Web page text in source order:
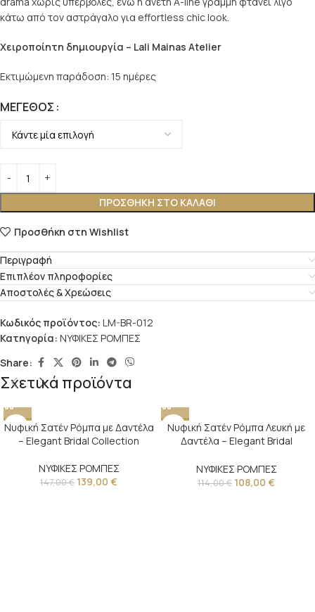
κάτω από τον αστράγαλο για effortless chic look.
Χειροποίητη δημιουργία – Lali Mainas Atelier
Εκτιμώμενη παράδοση: 15 ημέρες
ΜΈΓΕΘΟΣ
ΠΡΟΣΘΉΚΗ ΣΤΟ ΚΑΛΆΘΙ
Προσθήκη στη Wishlist
Περιγραφή
Επιπλέον πληροφορίες
Αποστολές & Χρεώσεις
Κωδικός προϊόντος: LM-BR-012
Κατηγορία: ΝΥΦΙΚΕΣ ΡΟΜΠΕΣ
Share:
Σχετικά προϊόντα
-5%
Νυφική Σατέν Ρόμπα με Δαντέλα
– Elegant Bridal Collection
ΝΥΦΙΚΕΣ ΡΟΜΠΕΣ
147,00€ 139,00 €
-5%
Νυφική Σατέν Ρόμπα Λευκή με
Δαντέλα – Elegant Bridal
ΝΥΦΙΚΕΣ ΡΟΜΠΕΣ
114,00€ 108,00 €